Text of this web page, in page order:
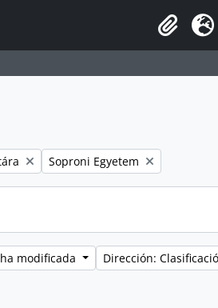
Idioma
Remove filter:
Soproni Egyetem
modificada Dirección: